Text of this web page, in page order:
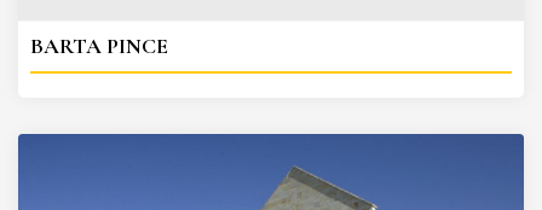
BARTA PINCE